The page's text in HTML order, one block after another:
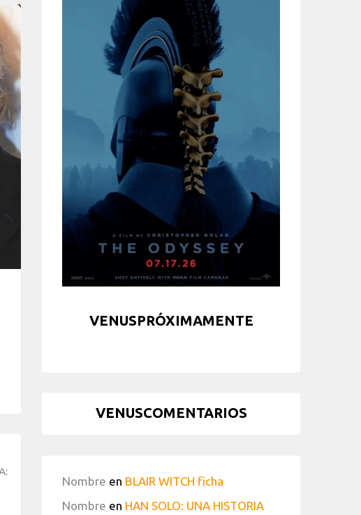
VENUSPRÓXIMAMENTE
VENUSCOMENTARIOS
Nombre en BLAIR WITCH ficha
Nombre en HAN SOLO: UNA HISTORIA